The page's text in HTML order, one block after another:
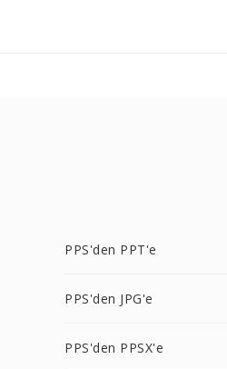
PPS'den PPT'e
PPS'den JPG'e
PPS'den PPSX'e